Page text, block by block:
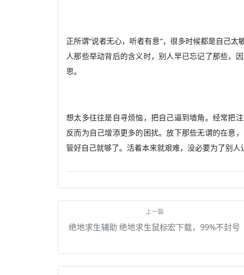
正所谓“说者无心，听者有意”，很多时候都是自己
人那些举动背后的含义时，别人早已忘记了那些，
思。
想太多往往是自寻烦恼，把自己逼到墙角。经常把
反而为自己增添更多的困扰。放下那些无谓的在意
管好自己就够了。活着本来就艰难，没必要为了别人
绝地求生辅助 绝地求生鼠标宏下载，99%不封号